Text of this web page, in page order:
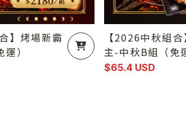
】烤場新霸
）
【2026中秋組
主-中秋B組（免
$65.4 USD